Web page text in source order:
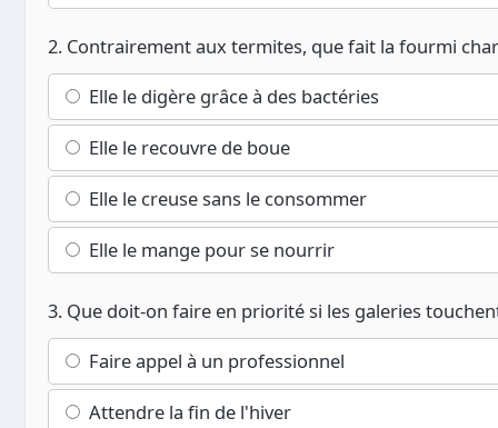
2. Contrairement aux termites, que fait la fourmi
Elle le digère grâce à des bactéries
Elle le recouvre de boue
Elle le creuse sans le consommer
Elle le mange pour se nourrir
3. Que doit-on faire en priorité si les galeries
Faire appel à un professionnel
Attendre la fin de l'hiver